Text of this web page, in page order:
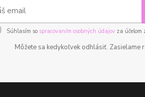
Súhlasím so spracovaním osobných údajovza účelom
Môžete sa kedykoľvek odhlásiť. Zasielame